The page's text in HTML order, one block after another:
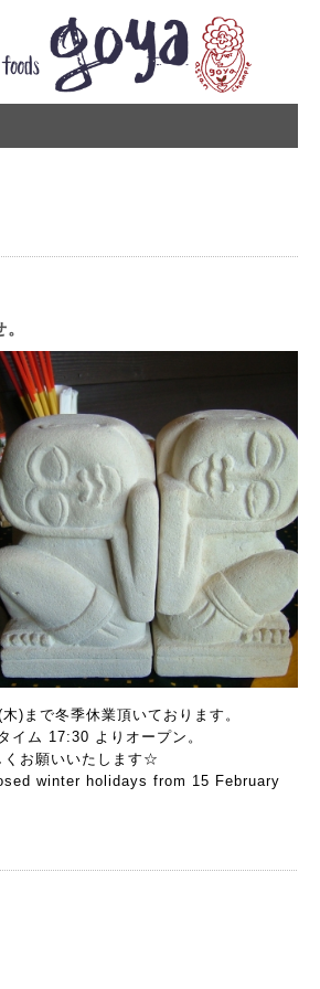
)まで冬季休業頂いております。
イム 17:30 よりオープン。
くお願いいたします☆
winter holidays from 15 February